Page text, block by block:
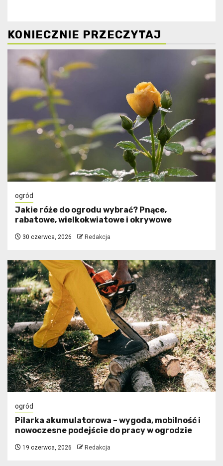
KONIECZNIE PRZECZYTAJ
ogród
Jakie róże do ogrodu wybrać? Pnące,
rabatowe, wielkokwiatowe i okrywowe
30 czerwca, 2026 Redakcja
ogród
Pilarka akumulatorowa – wygoda, mobilność i
nowoczesne podejście do pracy w ogrodzie
19 czerwca, 2026 Redakcja